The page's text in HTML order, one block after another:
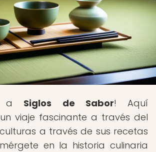
a Siglos de Sabor! Aquí
viaje fascinante a través del
a través de sus recetas
en la historia culinaria